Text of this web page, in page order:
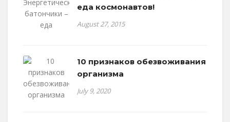
еда космонавтов!
August 27, 2015
10 признаков обезвоживания
организма
July 9, 2020